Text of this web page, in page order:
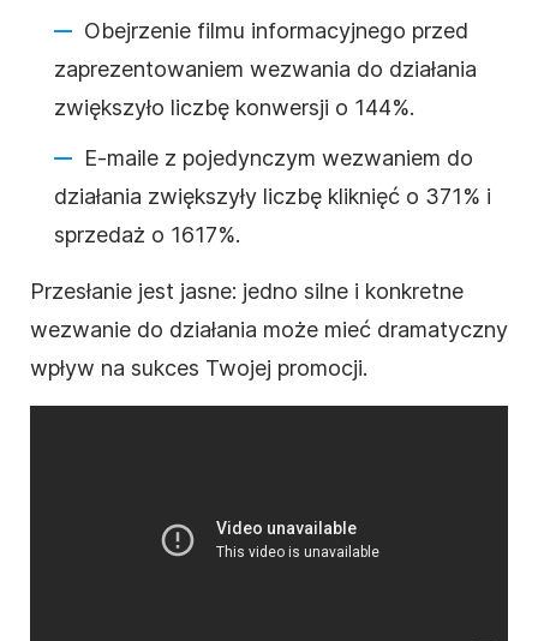
Obejrzenie filmu informacyjnego przed
zaprezentowaniem wezwania do działania
zwiększyło liczbę konwersji o 144%.
E-maile z pojedynczym wezwaniem do
działania zwiększyły liczbę kliknięć o 371% i
sprzedaż o 1617%.
Przesłanie jest jasne: jedno silne i konkretne
wezwanie do działania może mieć dramatyczny
wpływ na sukces Twojej promocji.